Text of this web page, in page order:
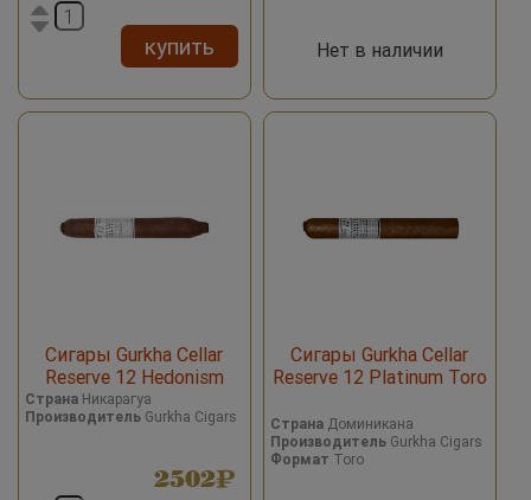
купить Нет в наличии
Сигары Gurkha Cellar
Reserve 12 Hedonism
Grand Rothchild
Страна Никарагуа
Производитель Gurkha Cigars
2502
Сигары Gurkha Cellar
Reserve 12 Platinum Toro
СтранаДоминикана
ПроизводительGurkha Cigars
Формат Toro